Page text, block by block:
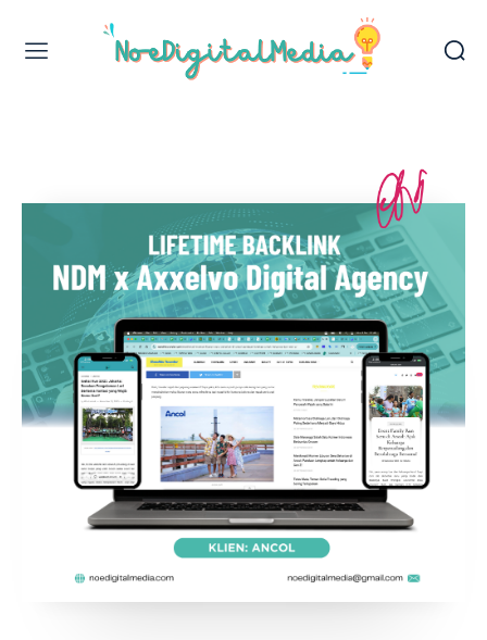
Publikasi & Backlink Media Nasional
Jasa Press Release
Digital Marketing Services
Jasa Penulisan Artikel
VIEW OUR WORK
Services Portofolio Article Blog Partner About